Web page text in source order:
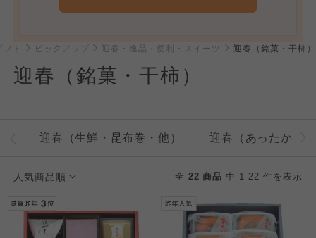
ト ピックアップ 迎春・逸品・便利・スイーツ 迎春（銘菓・干柿）
迎春（銘菓・干柿）
迎春（生鮮・昆布巻・他） 迎春（あったかグ
人気商品順 全 22 商品 中 1-22 件を表示